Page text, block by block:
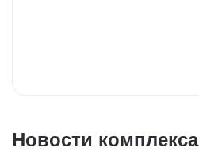
Новости комплекса